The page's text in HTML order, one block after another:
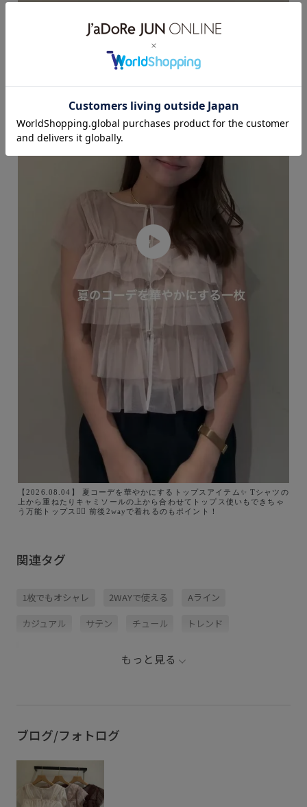
【2026.08.04】 夏コーデを華やかにするトップスアイテム✨ Tシャツの
上から重ねたりキャミソールの上から合わせてトップス使いもできちゃ
う万能トップス👍🏻 前後2wayで着れるのもポイント！
関連タグ
1枚でもオシャレ 2WAYで使える Aライン
カジュアル サテン チュール トレンド
華やか 透け感
もっと見る
ブログ/フォトログ